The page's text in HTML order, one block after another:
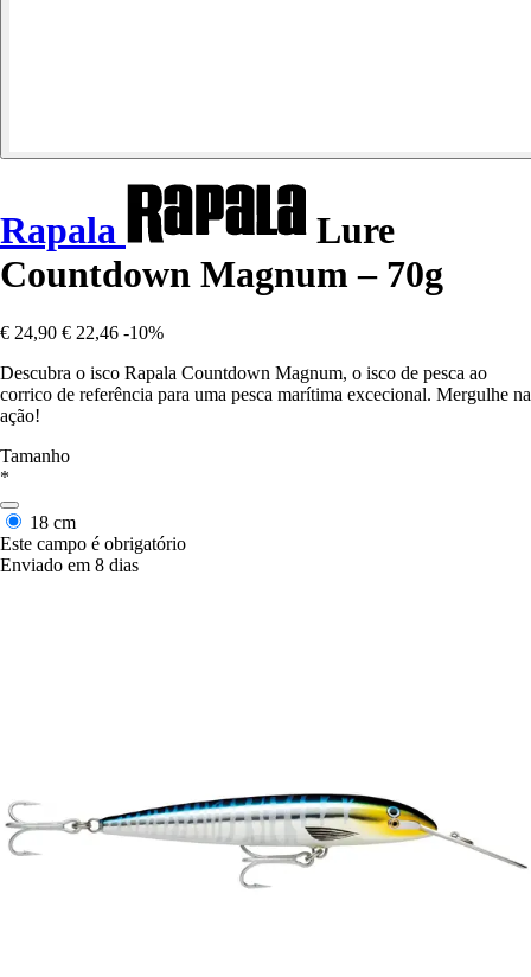
Rapala
Lure
Countdown Magnum – 70g
€ 24,90 € 22,46 -10%
Descubra o isco Rapala Countdown Magnum, o isco de pesca ao
corrico de referência para uma pesca marítima excecional. Mergulhe na
ação!
Tamanho
*
18 cm
Este campo é obrigatório
Enviado em 8 dias